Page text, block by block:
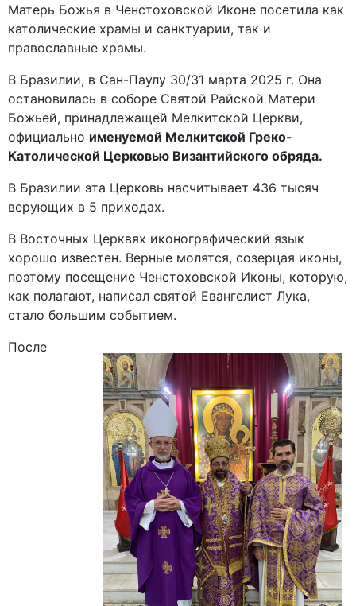
Матерь Божья в Ченстоховской Иконе посетила как
католические храмы и санктуарии, так и
православные храмы.
В Бразилии, в Сан-Паулу 30/31 марта 2025 г. Она
остановилась в соборе Святой Райской Матери
Божьей, принадлежащей Мелкитской Церкви,
официально именуемой Мелкитской Греко-
Католической Церковью Византийского обряда.
В Бразилии эта Церковь насчитывает 436 тысяч
верующих в 5 приходах.
В Восточных Церквях иконографический язык
хорошо известен. Верные молятся, созерцая иконы,
поэтому посещение Ченстоховской Иконы, которую,
как полагают, написал святой Евангелист Лука,
стало большим событием.
После